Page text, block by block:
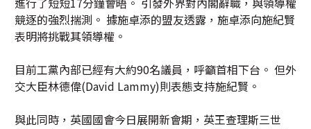
競逐的強烈揣測。 據施卓添的盟友透露，施卓添向施紀賢
表明將挑戰其領導權。
目前工黨內部已經有大約90名議員，呼籲首相下台。 但外
交大臣林德偉(David Lammy)則表態支持施紀賢。
與此同時，英國國會今日展開新會期，英王查理斯三世